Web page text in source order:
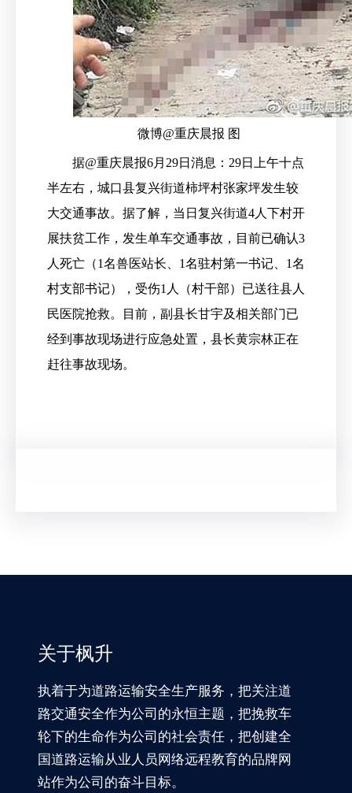
微博@重庆晨报 图
据@重庆晨报6月29日消息：29日上午十点
半左右，城口县复兴街道柿坪村张家坪发生较
大交通事故。据了解，当日复兴街道4人下村开
展扶贫工作，发生单车交通事故，目前已确认3
人死亡（1名兽医站长、1名驻村第一书记、1名
村支部书记），受伤1人（村干部）已送往县人
民医院抢救。目前，副县长甘宇及相关部门已
经到事故现场进行应急处置，县长黄宗林正在
赶往事故现场。
关于枫升
执着于为道路运输安全生产服务，把关注道
路交通安全作为公司的永恒主题，把挽救车
轮下的生命作为公司的社会责任，把创建全
国道路运输从业人员网络远程教育的品牌网
站作为公司的奋斗目标。